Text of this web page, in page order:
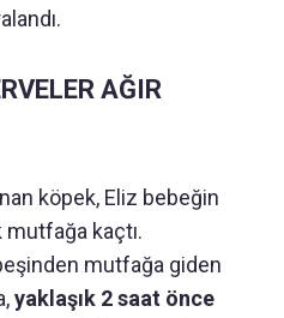
AĞIR
köpek, Eliz bebeğin
mutfağa kaçtı.
mutfağa giden
yaklaşık 2 saat önce